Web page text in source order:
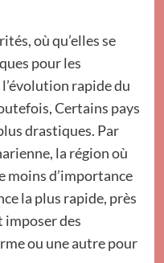
où qu’elles se
pour les
rapide du
Certains pays
drastiques. Par
la région où
moins d’importance
la plus rapide, près
imposer des
ou une autre pour